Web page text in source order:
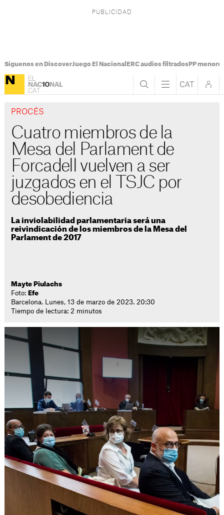
Síguenos en DiscoverJuego El Nacional ERC audios filtradosPP
PROCÉS
Cuatro miembros de la
Mesa del Parlament de
Forcadell vuelven a ser
juzgados en el TSJC por
desobediencia
La inviolabilidad parlamentaria será una
reivindicación de los miembros de la Mesa del
Parlament de 2017
Mayte Piulachs
Foto: Efe
Barcelona. Lunes, 13 de marzo de 2023. 20:30
Tiempo de lectura: 2 minutos